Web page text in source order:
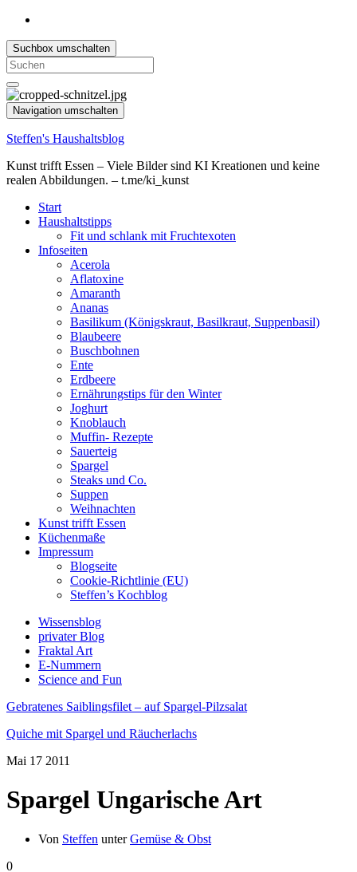
Suchbox umschalten
Search
for:
Navigation umschalten
Steffen's Haushaltsblog
Kunst trifft Essen – Viele Bilder sind KI Kreationen und keine
realen Abbildungen. – t.me/ki_kunst
Start
Haushaltstipps
Fit und schlank mit Fruchtexoten
Infoseiten
Acerola
Aflatoxine
Amaranth
Ananas
Basilikum (Königskraut, Basilkraut, Suppenbasil)
Blaubeere
Buschbohnen
Ente
Erdbeere
Ernährungstips für den Winter
Joghurt
Knoblauch
Muffin- Rezepte
Sauerteig
Spargel
Steaks und Co.
Suppen
Weihnachten
Kunst trifft Essen
Küchenmaße
Impressum
Blogseite
Cookie-Richtlinie (EU)
Steffen’s Kochblog
Wissensblog
privater Blog
Fraktal Art
E-Nummern
Science and Fun
Gebratenes Saiblingsfilet – auf Spargel-Pilzsalat
Quiche mit Spargel und Räucherlachs
Mai 17 2011
Spargel Ungarische Art
Von Steffen unterGemüse & Obst
0